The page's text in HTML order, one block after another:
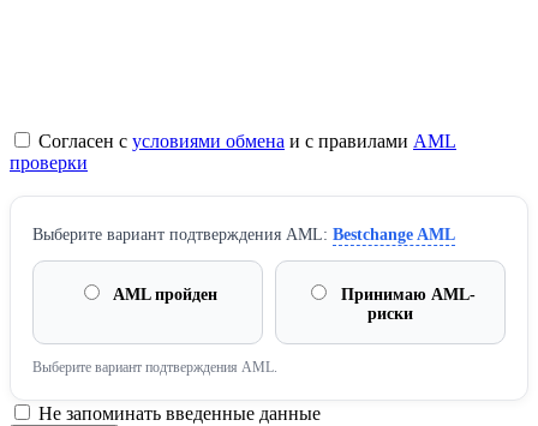
Согласен с условиями обмена и с правилами AML
проверки
Выберите вариант подтверждения AML: Bestchange AML
AML пройден
Принимаю AML-
риски
Выберите вариант подтверждения AML.
Не запоминать введенные данные